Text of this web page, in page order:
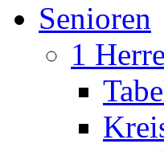
Senioren
1